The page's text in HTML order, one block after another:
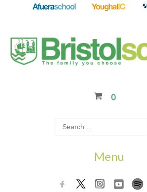
0
Menu